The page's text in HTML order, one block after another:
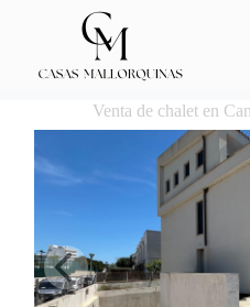
Venta de chalet en